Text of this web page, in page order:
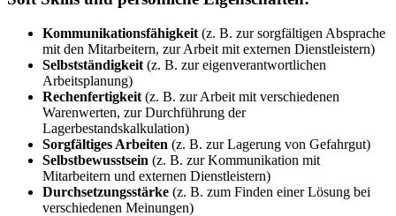
Kommunikationsfähigkeit (z. B. zur sorgfältigen Absprache
mit den Mitarbeitern, zur Arbeit mit externen Dienstleistern)
Selbstständigkeit (z. B. zur eigenverantwortlichen
Arbeitsplanung)
Rechenfertigkeit (z. B. zur Arbeit mit verschiedenen
Warenwerten, zur Durchführung der
Lagerbestandskalkulation)
Sorgfältiges Arbeiten (z. B. zur Lagerung von Gefahrgut)
Selbstbewusstsein (z. B. zur Kommunikation mit
Mitarbeitern und externen Dienstleistern)
Durchsetzungsstärke (z. B. zum Finden einer Lösung bei
verschiedenen Meinungen)